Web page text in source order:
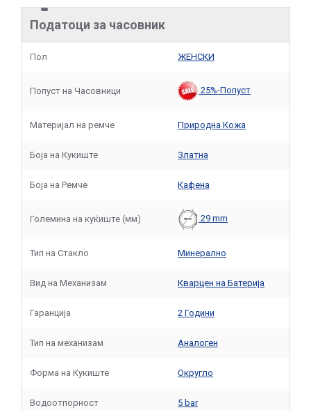
НЕМА НА ЗАЛИХА
Податоци за часовник
Пол ЖЕНСКИ
Попуст на Часовници 25%-Попуст
Материјал на ремче Природна Кожа
Боја на Кукиште Златна
Боја на Ремче Кафенa
Големина на куќиште (мм) 29 mm
Тип на Стакло Минерално
Вид на Механизам Кварцен на Батерија
Гаранција 2 Години
Тип на механизам Аналоген
Форма на Кукиште Округло
Водоотпорност 5 bar